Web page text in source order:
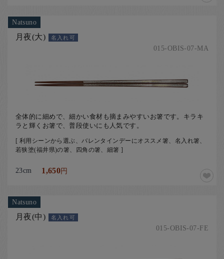
Natsuno
月夜(大) 名入れ可
015-OBIS-07-MA
全体的に細めで、細かい食材も摘まみやすいお箸です。キラキ
ラと輝くお箸で、普段使いにも人気です。
[ 利用シーンから選ぶ、バレンタインデーにオススメ箸、名入れ箸、
若狭塗(福井県)の箸、四角の箸、細箸 ]
23cm 1,650円
Natsuno
月夜(中) 名入れ可
015-OBIS-07-FE